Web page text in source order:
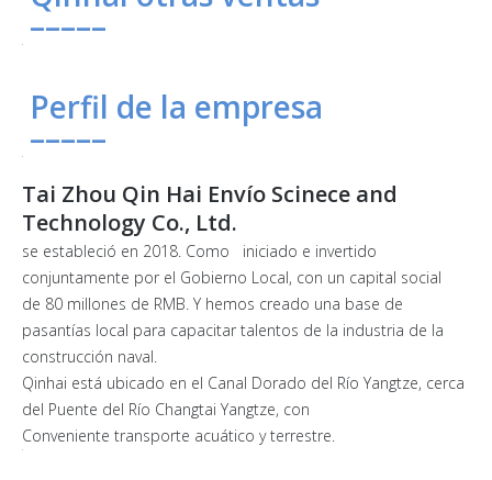
–––––
Perfil de la empresa
–––––
Tai Zhou Qin Hai Envío Scinece and
Technology Co., Ltd.
se estableció en 2018. Como iniciado e invertido
conjuntamente por el Gobierno Local, con un capital social
de 80 millones de RMB. Y hemos creado una base de
pasantías local para capacitar talentos de la industria de la
construcción naval.
Qinhai está ubicado en el Canal Dorado del Río Yangtze, cerca
del Puente del Río Changtai Yangtze, con
Conveniente transporte acuático y terrestre.